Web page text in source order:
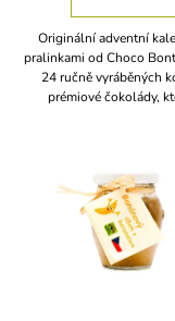
Originální adventní
pralinkami od Choco
24 ručně vyráběných
prémiové čokolády,